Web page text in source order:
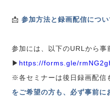
📩 参加方法と録画配信につい
参加には、以下のURLから事
▶ https://forms.gle/
※各セミナーは後日録画配信
をご希望の方も、必ず事前に